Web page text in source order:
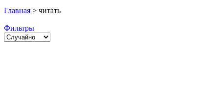
Главная > читать
Фильтры